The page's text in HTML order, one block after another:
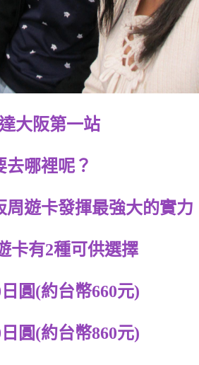
大阪第一站
去哪裡呢？
周遊卡發揮最強大的實力
卡有2種可供選擇
日圓(約台幣660元)
圓(約台幣860元)